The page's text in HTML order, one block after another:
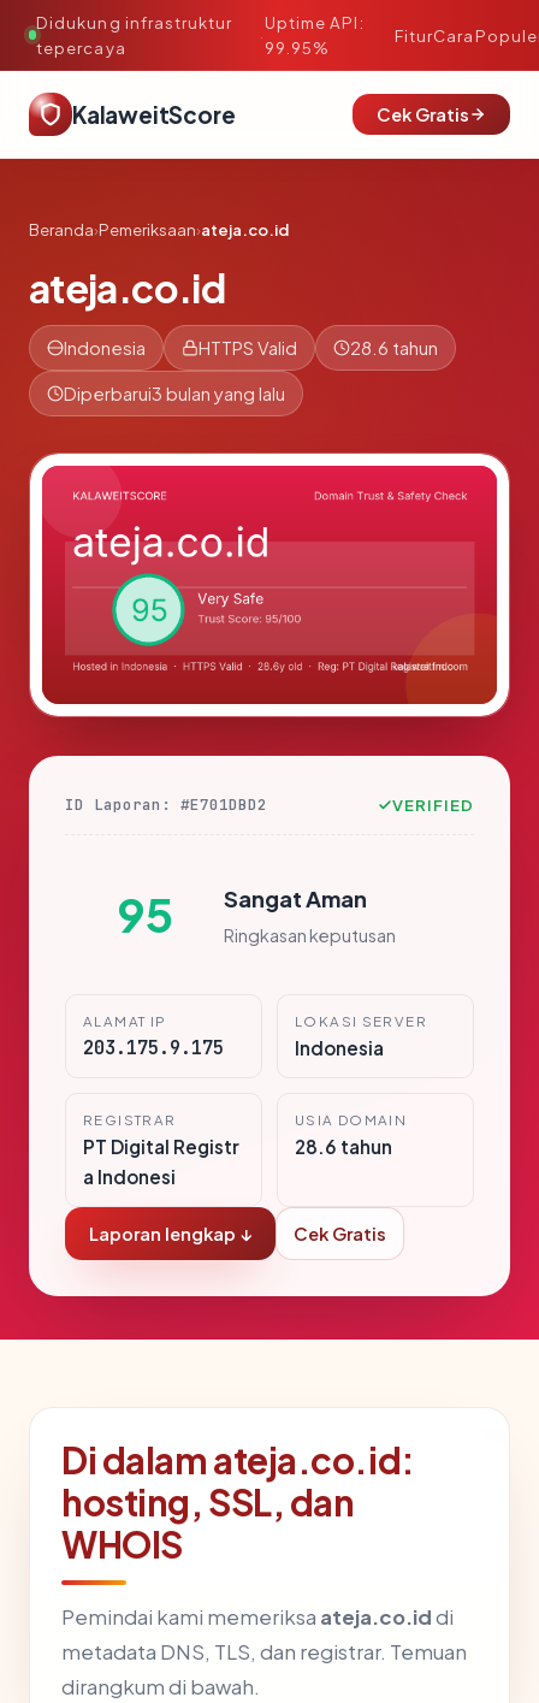
Didukung infrastruktur
tepercaya
·
Uptime API:
99.95%
FiturCara
KalaweitScore Cek Gratis
Beranda›Pemeriksaan›ateja.co.id
ateja.co.id
Indonesia HTTPS Valid 28.6 tahun
Diperbarui3 bulan yang lalu
ID Laporan: #E701DBD2 VERIFIED
95 Sangat Aman
Ringkasan keputusan
ALAMAT IP
203.175.9.175
LOKASI SERVER
Indonesia
REGISTRAR
PT Digital Registr
a Indonesi
USIA DOMAIN
28.6 tahun
Laporan lengkap ↓ Cek Gratis
Di dalam ateja.co.id:
hosting, SSL, dan
WHOIS
Pemindai kami memeriksa ateja.co.iddi
metadata DNS, TLS, dan registrar. Temuan
dirangkum di bawah.